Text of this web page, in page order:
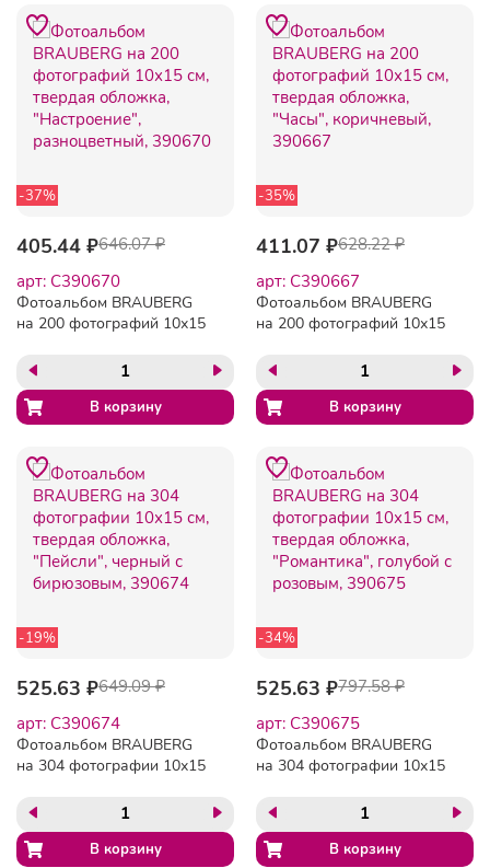
-37%
405.44 ₽646.07 ₽
арт: C390670
Фотоальбом BRAUBERG
на 200 фотографий 10х15
"Настроение",
разноцветный, 390670
-35%
411.07 ₽628.22 ₽
арт: C390667
Фотоальбом BRAUBERG
на 200 фотографий 10х15
"Часы", коричневый,
390667
-19%
525.63 ₽649.09 ₽
арт: C390674
Фотоальбом BRAUBERG
на 304 фотографии 10х15
"Пейсли", черный с
бирюзовым, 390674
-34%
525.63 ₽797.58 ₽
арт: C390675
Фотоальбом BRAUBERG
на 304 фотографии 10х15
"Романтика", голубой с
розовым, 390675